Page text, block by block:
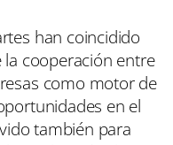
han coincidido
cooperación entre
como motor de
en el
también para